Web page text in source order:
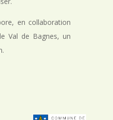
en collaboration
Val de Bagnes, un